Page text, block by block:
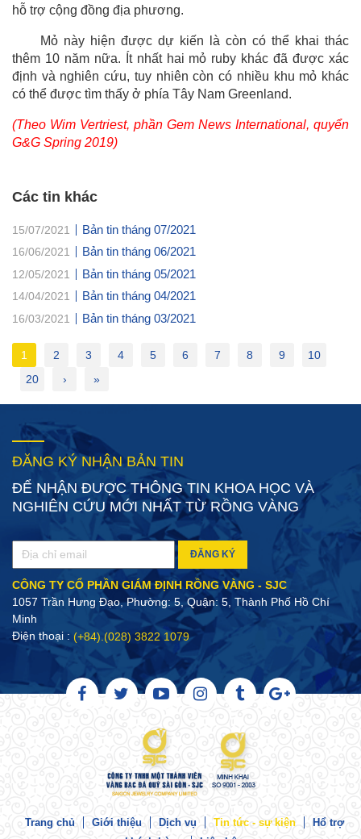
hỗ trợ cộng đồng địa phương.
Mỏ này hiện được dự kiến là còn có thể khai thác
thêm 10 năm nữa. Ít nhất hai mỏ ruby khác đã được xác
định và nghiên cứu, tuy nhiên còn có nhiều khu mỏ khác
có thể được tìm thấy ở phía Tây Nam Greenland.
(Theo Wim Vertriest, phần Gem News International, quyển
G&G Spring 2019)
Các tin khác
15/07/2021 Bản tin tháng 07/2021
16/06/2021 Bản tin tháng 06/2021
12/05/2021 Bản tin tháng 05/2021
14/04/2021 Bản tin tháng 04/2021
16/03/2021 Bản tin tháng 03/2021
1 2 3 4 5 6 7 8 9
10
20
› »
ĐĂNG KÝ NHẬN BẢN TIN
ĐỂ NHẬN ĐƯỢC THÔNG TIN KHOA HỌC VÀ
NGHIÊN CỨU MỚI NHẤT TỪ RỒNG VÀNG
ĐĂNG KÝ
CÔNG TY CỔ PHẦN GIÁM ĐỊNH RỒNG VÀNG - SJC
1057 Trần Hưng Đạo, Phường: 5, Quận: 5, Thành Phố Hồ Chí
Minh
Điện thoại : (+84).(028) 3822 1079
Trang chủ Giới thiệu Dịch vụ Tin tức - sự kiện
Hổ trợ